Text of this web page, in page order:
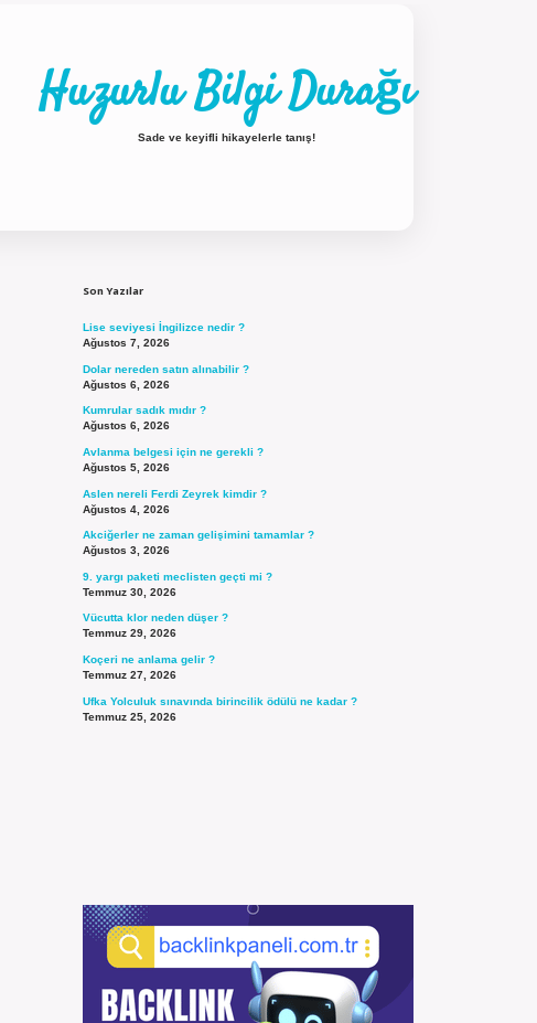
Huzurlu Bilgi Durağı
Sade ve keyifli hikayelerle tanış!
Son Yazılar
Lise seviyesi İngilizce nedir ?
Ağustos 7, 2026
Dolar nereden satın alınabilir ?
Ağustos 6, 2026
Kumrular sadık mıdır ?
Ağustos 6, 2026
Avlanma belgesi için ne gerekli ?
Ağustos 5, 2026
Aslen nereli Ferdi Zeyrek kimdir ?
Ağustos 4, 2026
Akciğerler ne zaman gelişimini tamamlar ?
Ağustos 3, 2026
9. yargı paketi meclisten geçti mi ?
Temmuz 30, 2026
Vücutta klor neden düşer ?
Temmuz 29, 2026
Koçeri ne anlama gelir ?
Temmuz 27, 2026
Ufka Yolculuk sınavında birincilik ödülü ne kadar ?
Temmuz 25, 2026